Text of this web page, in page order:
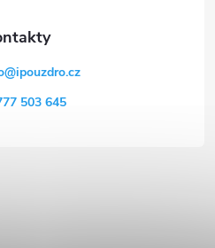
@ipouzdro.cz
503 645